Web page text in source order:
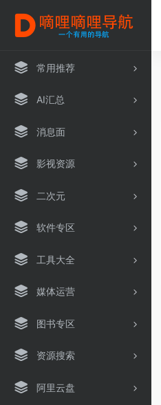
常用推荐
AI汇总
消息面
影视资源
二次元
软件专区
工具大全
媒体运营
图书专区
资源搜索
阿里云盘